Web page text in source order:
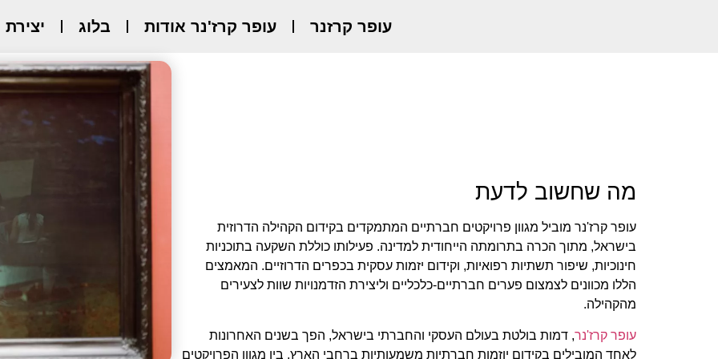
עופר קרזנר עופר קרז'נר אודות בלוג
מה שחשוב לדעת
עופר קרז'נר מוביל מגוון פרויקטים חברתיים המתמקדים בקידום הקהילה הדרוזית
בישראל, מתוך הכרה בתרומתה הייחודית למדינה. פעילותו כוללת השקעה בתוכניות
חינוכיות, שיפור תשתיות רפואיות, וקידום יזמות עסקית בכפרים הדרוזיים. המאמצים
הללו מכוונים לצמצום פערים חברתיים-כלכליים וליצירת הזדמנויות שוות לצעירים
מהקהילה.
עופר קרז'נר, דמות בולטת בעולם העסקי והחברתי בישראל, הפך בשנים האחרונות
לאחד המובילים בקידום יוזמות חברתיות משמעותיות ברחבי הארץ. בין מגוון הפרויקטים